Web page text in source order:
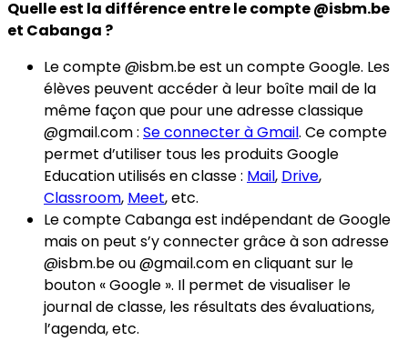
Quelle est la différence entre le compte @isbm.be
et Cabanga ?
Le compte @isbm.be est un compte Google. Les
élèves peuvent accéder à leur boîte mail de la
même façon que pour une adresse classique
@gmail.com : Se connecter à Gmail. Ce compte
permet d’utiliser tous les produits Google
Education utilisés en classe : Mail, Drive,
Classroom, Meet, etc.
Le compte Cabanga est indépendant de Google
mais on peut s’y connecter grâce à son adresse
@isbm.be ou @gmail.com en cliquant sur le
bouton « Google ». Il permet de visualiser le
journal de classe, les résultats des évaluations,
l’agenda, etc.